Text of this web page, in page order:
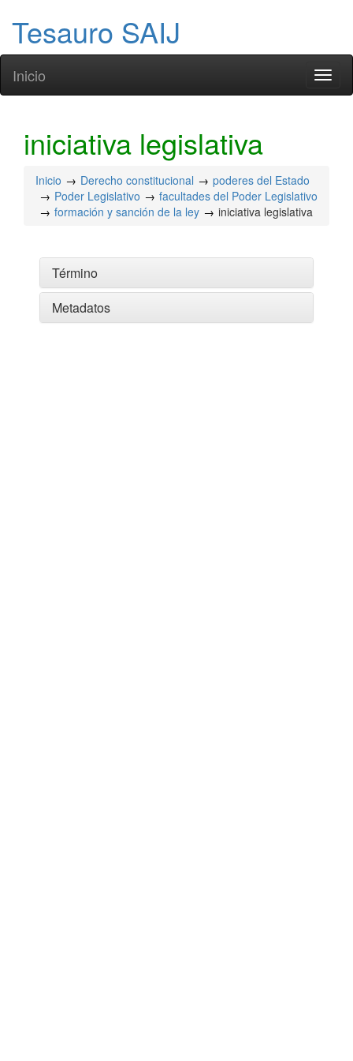
Tesauro SAIJ
Inicio
iniciativa legislativa
Inicio Derecho constitucional
poderes del Estado
Poder Legislativo
facultades del Poder Legislativo
formación y sanción de la ley
iniciativa legislativa
Término
Metadatos